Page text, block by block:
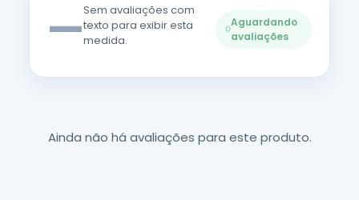
—Sem avaliações com
texto para exibir esta
medida.
Aguardando
avaliações
Ainda não há avaliações para este produto.